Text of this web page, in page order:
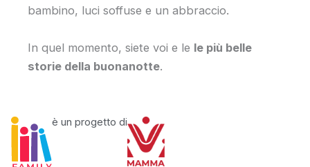
bambino, luci soffuse e un abbraccio.
In quel momento, siete voi e le le più belle
storie della buonanotte.
è un progetto di